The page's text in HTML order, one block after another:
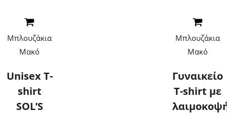
Μπλουζάκια
Μακό
Unisex T-
shirt
SOL’S
Μπλουζάκια
Μακό
Γυναικείο
T-shirt με